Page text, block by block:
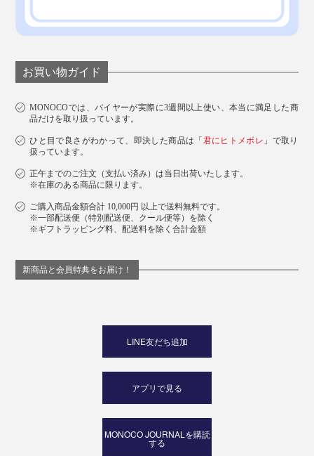
お買い物ガイド
MONOCOでは、バイヤーが実際に3週間以上使い、本当に満足した商
品だけを取り扱っています。
ひと目で良さがわかって、即決した商品は「 君にヒトメボレ 」で取り
扱っています。
正午までのご注文（支払い済み）は当日出荷いたします。
※在庫のある商品に限ります。
ご購入商品金額合計 10,000円 以上で送料無料です。
※一部配送便（特別配送便、クール便等）を除く
※ギフトラッピング料、配送料を除く合計金額
新商品と会員特典をお届け！
LINE友だち追加
アプリで見る
MONOCO JOURNALを購読
する